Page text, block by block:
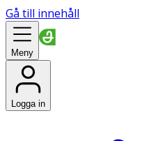
Gå till innehåll
Meny
Logga in